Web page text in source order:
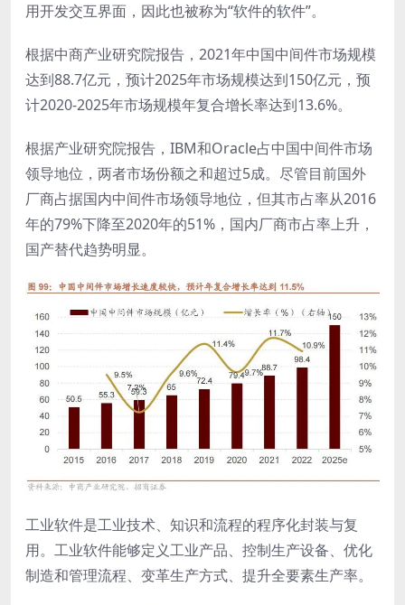
用开发交互界面，因此也被称为“软件的软件”。
根据中商产业研究院报告，2021年中国中间件市场规模
达到88.7亿元，预计2025年市场规模达到150亿元，预
计2020-2025年市场规模年复合增长率达到13.6%。
根据产业研究院报告，IBM和Oracle占中国中间件市场
领导地位，两者市场份额之和超过5成。尽管目前国外
厂商占据国内中间件市场领导地位，但其市占率从2016
年的79%下降至2020年的51%，国内厂商市占率上升，
国产替代趋势明显。
工业软件是工业技术、知识和流程的程序化封装与复
用。工业软件能够定义工业产品、控制生产设备、优化
制造和管理流程、变革生产方式、提升全要素生产率。